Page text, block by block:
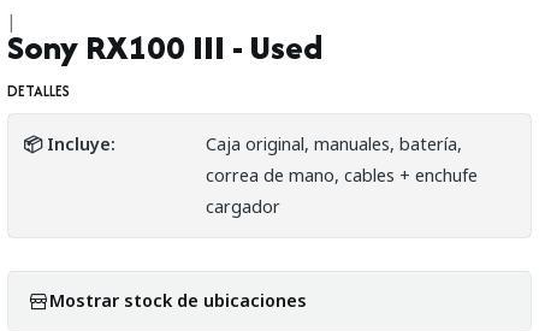
|
Sony RX100 III - Used
DETALLES
📦 Incluye:
Caja original, manuales, batería,
correa de mano, cables + enchufe
cargador
Mostrar stock de ubicaciones